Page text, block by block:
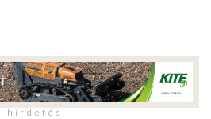
h i r d e t é s